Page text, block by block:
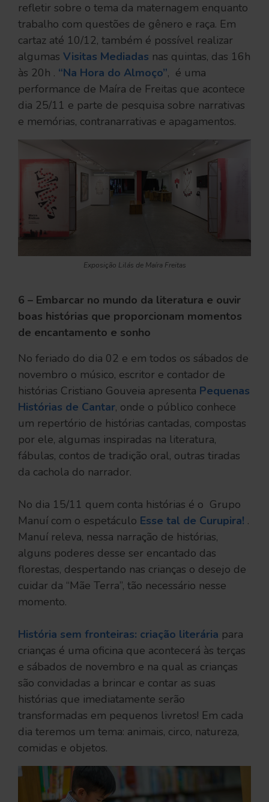
refletir sobre o tema da maternagem enquanto
trabalho com questões de gênero e raça. Em
cartaz até 10/12, também é possível realizar
algumas Visitas Mediadas nas quintas, das 16h
às 20h . “Na Hora do Almoço”, é uma
performance de Maíra de Freitas que acontece
dia 25/11 e parte de pesquisa sobre narrativas
e memórias, contranarrativas e apagamentos.
Exposição Lilás de Maíra Freitas
6 – Embarcar no mundo da literatura e ouvir
boas histórias que proporcionam momentos
de encantamento e sonho
No feriado do dia 02 e em todos os sábados de
novembro o músico, escritor e contador de
histórias Cristiano Gouveia apresenta Pequenas
Histórias de Cantar, onde o público conhece
um repertório de histórias cantadas, compostas
por ele, algumas inspiradas na literatura,
fábulas, contos de tradição oral, outras tiradas
da cachola do narrador.
No dia 15/11 quem conta histórias é o Grupo
Manuí com o espetáculo Esse tal de Curupira! .
Manuí releva, nessa narração de histórias,
alguns poderes desse ser encantado das
florestas, despertando nas crianças o desejo de
cuidar da “Mãe Terra”, tão necessário nesse
momento.
História sem fronteiras: criação literária para
crianças é uma oficina que acontecerá às terças
e sábados de novembro e na qual as crianças
são convidadas a brincar e contar as suas
histórias que imediatamente serão
transformadas em pequenos livretos! Em cada
dia teremos um tema: animais, circo, natureza,
comidas e objetos.